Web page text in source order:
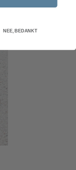
NEE, BEDANKT